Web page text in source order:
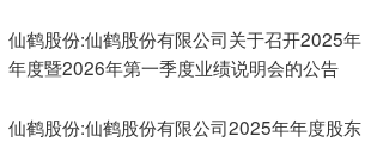
仙鹤股份:仙鹤股份有限公司关于召开2025年
年度暨2026年第一季度业绩说明会的公告
仙鹤股份:仙鹤股份有限公司2025年年度股东